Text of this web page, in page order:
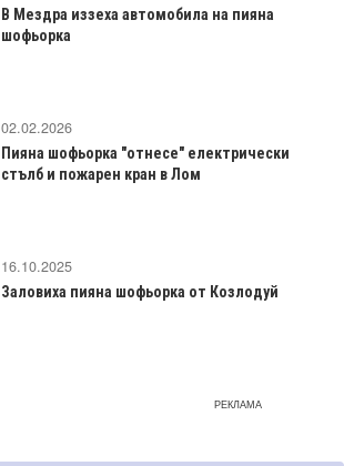
В Мездра иззеха автомобила на пияна
шофьорка
02.02.2026
Пияна шофьорка "отнесе" електрически
стълб и пожарен кран в Лом
16.10.2025
Заловиха пияна шофьорка от Козлодуй
РЕКЛАМА